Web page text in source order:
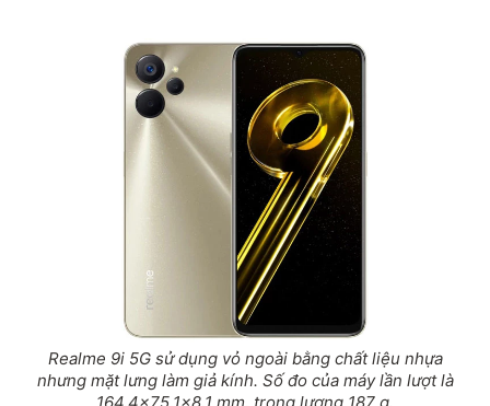
Realme 9i 5G sử dụng vỏ ngoài bằng chất liệu nhựa
nhưng mặt lưng làm giả kính. Số đo của máy lần lượt là